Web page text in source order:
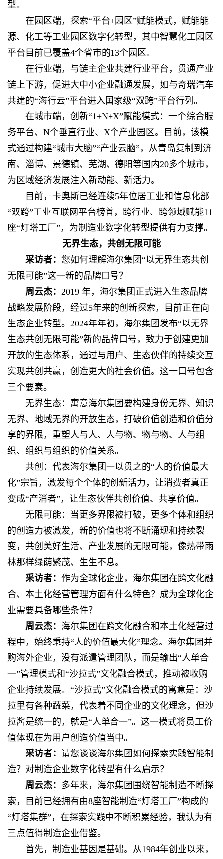
型。
在园区端，探索“平台+园区”赋能模式，赋能能
源、化工等工业园区数字化转型，其中智慧化工园区
平台目前已覆盖4个省市的13个园区。
在行业端，与链主企业共建行业平台，贯通产业
链上下游，促进大中小企业融通发展，如与奇瑞汽车
共建的“海行云”平台进入国家级“双跨”平台行列。
在城市端，创新“1+N+X”赋能模式：一个综合服
务平台、N个垂直行业、X个产业园区。目前，该模
式通过构建“城市大脑”“产业云脑”，从青岛复制到济
南、淄博、景德镇、芜湖、德阳等国内20多个城市，
为区域经济发展注入新动能、新活力。
目前，卡奥斯已经连续5年位居工业和信息化部
“双跨”工业互联网平台榜首，跨行业、跨领域赋能11
座“灯塔工厂”，为制造业数字化转型提供有力支撑。
无界生态，共创无限可能
采访者： 您如何理解海尔集团“以无界生态共创
无限可能”这一新的品牌口号？
周云杰： 2019 年，海尔集团正式进入生态品牌
战略发展阶段，经过5年来的创新探索，目前正在向
生态企业转型。2024年年初，海尔集团发布“以无界
生态共创无限可能”新的品牌口号，致力于创建更加
开放的生态体系，通过与用户、生态伙伴的持续交互
实现共创共赢，创造更大的社会价值。这一口号包含
三个要素。
无界生态：寓意海尔集团要构建身份无界、知识
无界、地域无界的开放生态，打破价值创造和价值分
享的界限，重塑人与人、人与物、物与物、人与组
织、组织与组织的价值关系。
共创：代表海尔集团一以贯之的“人的价值最大
化”宗旨，激发每个个体的创新活力，让消费者真正
变成“产消者”，让生态伙伴共创价值、共享价值。
无限可能：当更多界限被打破，更多个体和组织
的创造力被激发，新的价值也将不断涌现和持续裂
变，共创美好生活、产业发展的无限可能，像热带雨
林那样绿荫繁茂、生生不息。
采访者： 作为全球化企业，海尔集团在跨文化融
合、本土化经营管理方面有什么特色？成为全球化企
业需要具备哪些条件？
周云杰： 海尔集团在跨文化融合和本土化经营过
程中，始终秉持“人的价值最大化”理念。海尔集团并
购海外企业，没有派遣管理团队，而是输出“人单合
一”管理模式和“沙拉式”文化融合模式，推动被收购
企业持续发展。“沙拉式”文化融合模式的寓意是：沙
拉里有各种蔬菜，代表着不同企业的文化理念，但沙
拉酱是统一的，就是“人单合一”。这一模式将员工价
值体现在为用户创造价值当中。
采访者： 请您谈谈海尔集团如何探索实践智能制
造？对制造企业数字化转型有什么启示？
周云杰： 多年来，海尔集团围绕智能制造不断探
索，目前已经拥有由8座智能制造“灯塔工厂”构成的
“灯塔集群”，在探索实践中不断积累经验，我认为有
三点值得制造企业借鉴。
首先，制造业基因是基础。从1984年创业以来，